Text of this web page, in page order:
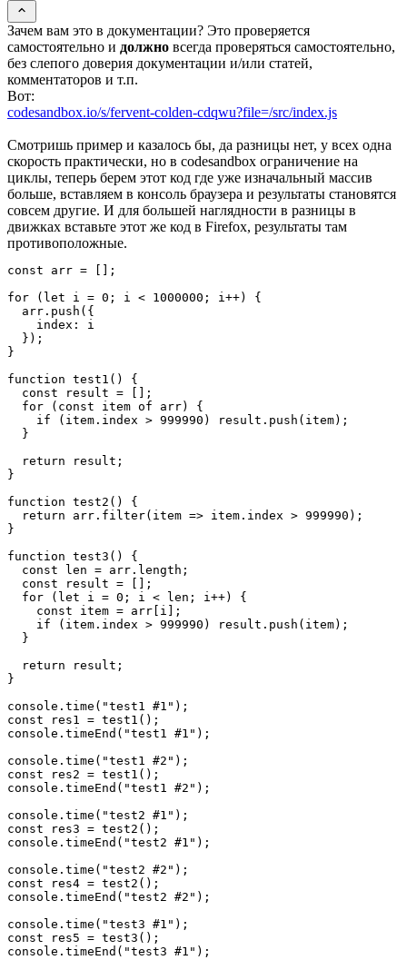
Зачем вам это в документации? Это проверяется
самостоятельно и должно всегда проверяться самостоятельно,
без слепого доверия документации и/или статей,
комментаторов и т.п.
Вот:
codesandbox.io/s/fervent-colden-cdqwu?file=/src/index.js
Смотришь пример и казалось бы, да разницы нет, у всех одна
скорость практически, но в codesandbox ограничение на
циклы, теперь берем этот код где уже изначальный массив
больше, вставляем в консоль браузера и результаты становятся
совсем другие. И для большей наглядности в разницы в
движках вставьте этот же код в Firefox, результаты там
противоположные.
const arr = [];
for (let i = 0; i < 1000000; i++) {
  arr.push({
    index: i
  });
}
function test1() {
  const result = [];
  for (const item of arr) {
    if (item.index > 999990) result.push(item);
  }
  return result;
}
function test2() {
  return arr.filter(item => item.index > 999990);
}
function test3() {
  const len = arr.length;
  const result = [];
  for (let i = 0; i < len; i++) {
    const item = arr[i];
    if (item.index > 999990) result.push(item);
  }
  return result;
}
console.time("test1 #1");
const res1 = test1();
console.timeEnd("test1 #1");
console.time("test1 #2");
const res2 = test1();
console.timeEnd("test1 #2");
console.time("test2 #1");
const res3 = test2();
console.timeEnd("test2 #1");
console.time("test2 #2");
const res4 = test2();
console.timeEnd("test2 #2");
console.time("test3 #1");
const res5 = test3();
console.timeEnd("test3 #1");